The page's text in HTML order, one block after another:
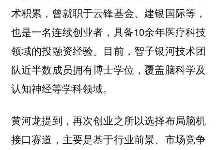
术积累，曾就职于云锋基金、建银国际等，
也是一名连续创业者，具备10余年医疗科技
领域的投融资经验。目前，智子银河技术团
队近半数成员拥有博士学位，覆盖脑科学及
认知神经等学科领域。
黄河龙提到，再次创业之所以选择布局脑机
接口赛道，主要是基于行业前景、市场竞争